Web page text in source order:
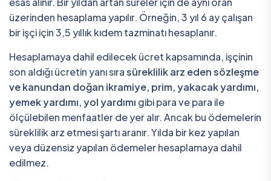
üzerinden hesaplama yapılır. Örneğin, 3 yıl 6 ay çalışan
bir işçi için 3,5 yıllık kıdem tazminatı hesaplanır.
Hesaplamaya dahil edilecek ücret kapsamında, işçinin
son aldığı ücretin yanı sırasüreklilik arz eden sözleşme
ve kanundan doğan ikramiye, prim, yakacak yardımı,
yemek yardımı, yol yardımı gibi para ve para ile
ölçülebilen menfaatler de yer alır. Ancak bu ödemelerin
süreklilik arz etmesi şartı aranır. Yılda bir kez yapılan
veya düzensiz yapılan ödemeler hesaplamaya dahil
edilmez.